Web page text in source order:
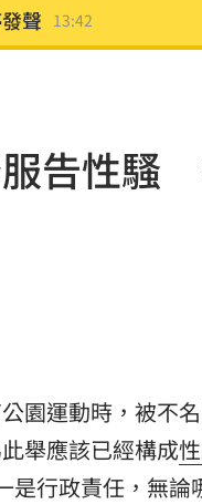
聲 13:42
具 13:23
光
潰
身 13:04
」 13:00
告性騷
園運動時，被不
舉應該已經構成
是行政責任，無論